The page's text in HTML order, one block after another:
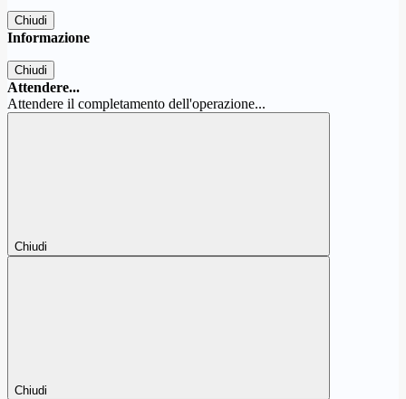
Chiudi
Informazione
Chiudi
Attendere...
Attendere il completamento dell'operazione...
Chiudi
Chiudi